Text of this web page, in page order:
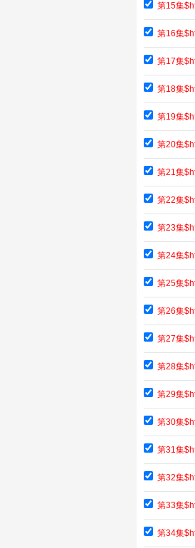
第15集
第16集
第17集
第18集
第19集
第20集
第21集
第22集
第23集
第24集
第25集
第26集
第27集
第28集
第29集
第30集
第31集
第32集
第33集
第34集